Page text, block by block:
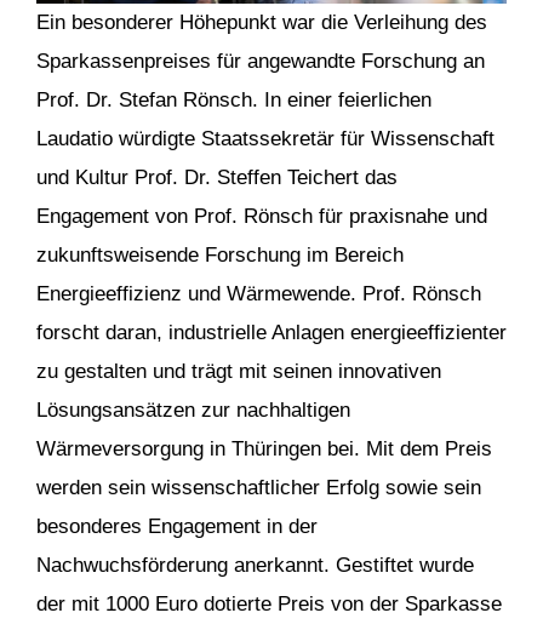
Ein besonderer Höhepunkt war die Verleihung des
Sparkassenpreises für angewandte Forschung an
Prof. Dr. Stefan Rönsch. In einer feierlichen
Laudatio würdigte Staatssekretär für Wissenschaft
und Kultur Prof. Dr. Steffen Teichert das
Engagement von Prof. Rönsch für praxisnahe und
zukunftsweisende Forschung im Bereich
Energieeffizienz und Wärmewende. Prof. Rönsch
forscht daran, industrielle Anlagen energieeffizienter
zu gestalten und trägt mit seinen innovativen
Lösungsansätzen zur nachhaltigen
Wärmeversorgung in Thüringen bei. Mit dem Preis
werden sein wissenschaftlicher Erfolg sowie sein
besonderes Engagement in der
Nachwuchsförderung anerkannt. Gestiftet wurde
der mit 1000 Euro dotierte Preis von der Sparkasse